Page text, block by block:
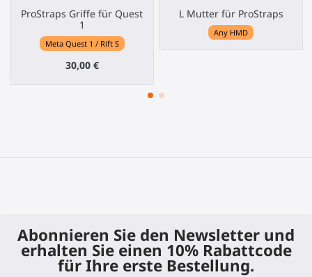
ProStraps Griffe für Quest
1
Meta Quest 1 / Rift S
30,00 €
L Mutter für ProStraps
Any HMD
Abonnieren Sie den Newsletter und
erhalten Sie einen 10% Rabattcode
für Ihre erste Bestellung.